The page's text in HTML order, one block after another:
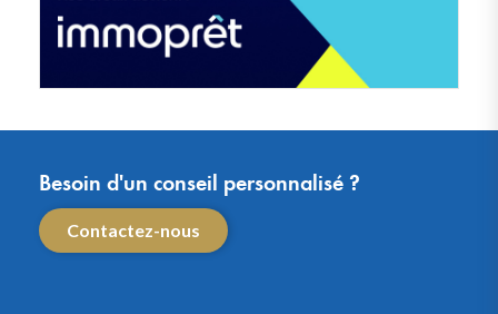
Besoin d'un conseil personnalisé ?
Contactez-nous